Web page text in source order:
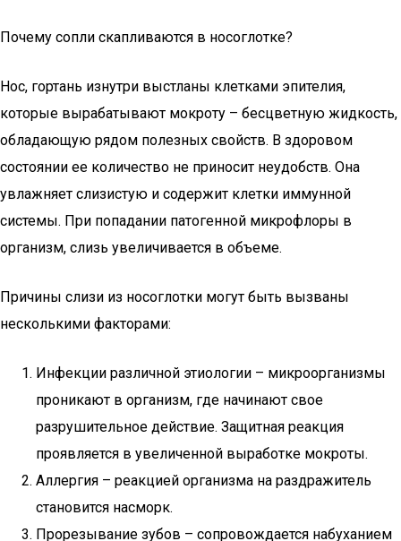
Почему сопли скапливаются в носоглотке?
Нос, гортань изнутри выстланы клетками эпителия,
которые вырабатывают мокроту – бесцветную жидкость,
обладающую рядом полезных свойств. В здоровом
состоянии ее количество не приносит неудобств. Она
увлажняет слизистую и содержит клетки иммунной
системы. При попадании патогенной микрофлоры в
организм, слизь увеличивается в объеме.
Причины слизи из носоглотки могут быть вызваны
несколькими факторами:
Инфекции различной этиологии – микроорганизмы
проникают в организм, где начинают свое
разрушительное действие. Защитная реакция
проявляется в увеличенной выработке мокроты.
Аллергия – реакцией организма на раздражитель
становится насморк.
Прорезывание зубов – сопровождается набуханием